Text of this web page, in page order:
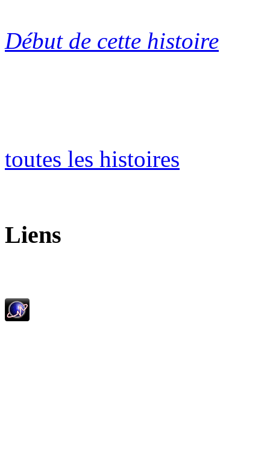
Début de cette histoire
toutes les histoires
Liens